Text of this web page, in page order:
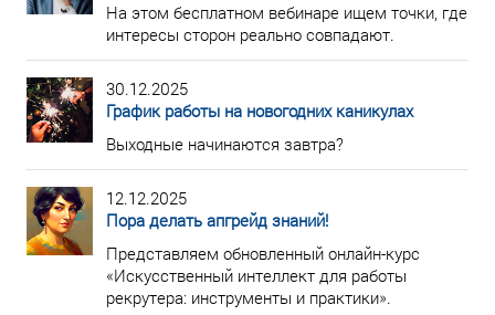
На этом бесплатном вебинаре ищем точки, где
интересы сторон реально совпадают.
30.12.2025
График работы на новогодних каникулах
Выходные начинаются завтра?
12.12.2025
Пора делать апгрейд знаний!
Представляем обновленный онлайн-курс
«Искусственный интеллект для работы
рекрутера: инструменты и практики».